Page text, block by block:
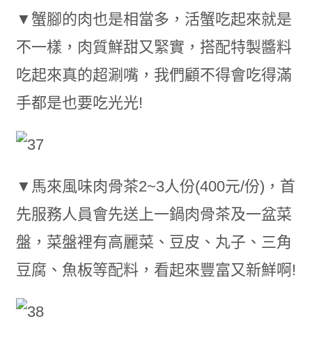
▼蟹腳的肉也是相當多，活蟹吃起來就是
不一樣，肉質鮮甜又緊實，搭配特製醬料
吃起來真的超涮嘴，我們顧不得會吃得滿
手都是也要吃光光!
▼馬來風味肉骨茶2~3人份(400元/份)，首
先服務人員會先送上一鍋肉骨茶及一盆菜
盤，菜盤裡有高麗菜、豆皮、丸子、三角
豆腐、魚板等配料，看起來豐富又新鮮啊!